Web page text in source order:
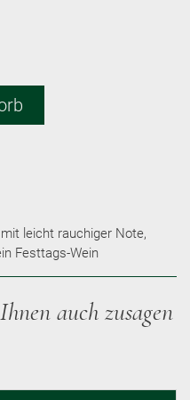
leicht rauchiger Note,
Festtags-Wein
auch zusagen